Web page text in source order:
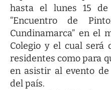
hasta el lunes 15
“Encuentro de
Cundinamarca” en el
Colegio y el cual será
residentes como para
en asistir al evento
del país.